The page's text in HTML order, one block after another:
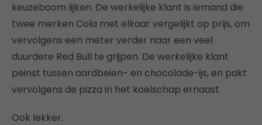
keuzeboom lijken. De werkelijke klant is iemand die
twee merken Cola met elkaar vergelijkt op prijs, om
vervolgens een meter verder naar een veel
duurdere Red Bull te grijpen. De werkelijke klant
peinst tussen aardbeien- en chocolade-ijs, en pakt
vervolgens de pizza in het koelschap ernaast.
Ook lekker.